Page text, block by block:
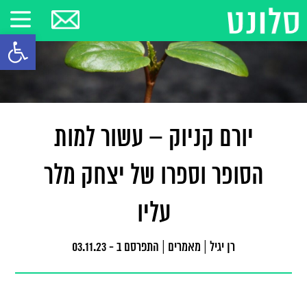
פתח
יורם קניוק – עשור למות
הסופר וספרו של יצחק מלר
עליו
רן יגיל מאמרים התפרסם ב - 03.11.23